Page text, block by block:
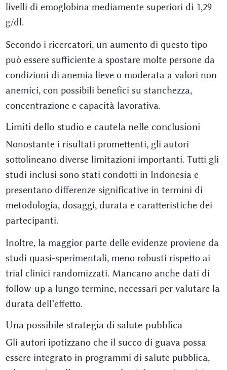
livelli di emoglobina mediamente superiori di 1,29
g/dl.
Secondo i ricercatori, un aumento di questo tipo
può essere sufficiente a spostare molte persone da
condizioni di anemia lieve o moderata a valori non
anemici, con possibili benefici su stanchezza,
concentrazione e capacità lavorativa.
Limiti dello studio e cautela nelle conclusioni
Nonostante i risultati promettenti, gli autori
sottolineano diverse limitazioni importanti. Tutti gli
studi inclusi sono stati condotti in Indonesia e
presentano differenze significative in termini di
metodologia, dosaggi, durata e caratteristiche dei
partecipanti.
Inoltre, la maggior parte delle evidenze proviene da
studi quasi-sperimentali, meno robusti rispetto ai
trial clinici randomizzati. Mancano anche dati di
follow-up a lungo termine, necessari per valutare la
durata dell’effetto.
Una possibile strategia di salute pubblica
Gli autori ipotizzano che il succo di guava possa
essere integrato in programmi di salute pubblica,